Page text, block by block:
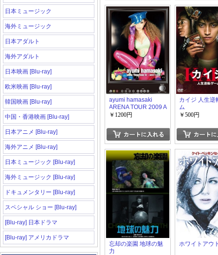
日本ミュージック
海外ミュージック
日本アダルト
海外アダルト
日本映画 [Blu-ray]
欧米映画 [Blu-ray]
韓国映画 [Blu-ray]
中国・香港映画 [Blu-ray]
日本アニメ [Blu-ray]
海外アニメ [Blu-ray]
日本ミュージック [Blu-ray]
海外ミュージック [Blu-ray]
ドキュメンタリー [Blu-ray]
スペシャル ショー [Blu-ray]
[Blu-ray] 日本ドラマ
[Blu-ray] アメリカドラマ
ayumi hamasaki
ARENA TOUR 2009 A
~NEXT LEVEL~
￥1200円
カイジ 人生逆
ム
￥500円
忘却の楽園 地球の魅
力
ホワイトアウ